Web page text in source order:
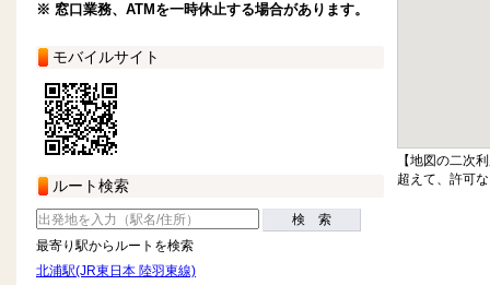
※ 窓口業務、ATMを一時休止する場合があります。
モバイルサイト
ルート検索
検 索
最寄り駅からルートを検索
北浦駅(JR東日本 陸羽東線)
【地図の二次
超えて、許可